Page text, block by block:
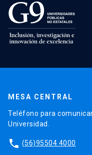
MESA CENTRAL
Teléfono para
Universidad.
phone (56)95504 4000